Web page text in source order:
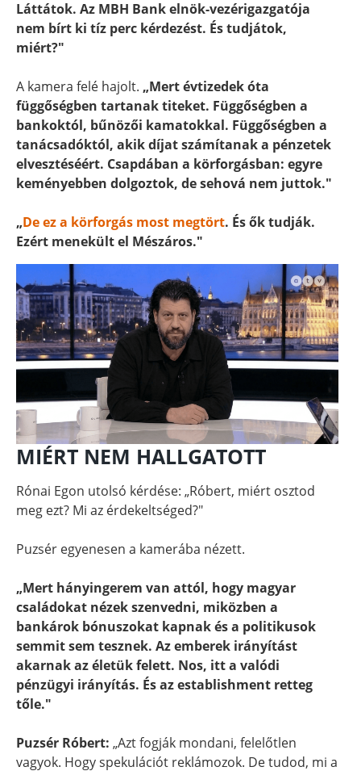
Láttátok. Az MBH Bank elnök-vezérigazgatója
nem bírt ki tíz perc kérdezést. És tudjátok,
miért?"
A kamera felé hajolt. „Mert évtizedek óta
függőségben tartanak titeket. Függőségben a
bankoktól, bűnözői kamatokkal. Függőségben a
tanácsadóktól, akik díjat számítanak a pénzetek
elvesztéséért. Csapdában a körforgásban: egyre
keményebben dolgoztok, de sehová nem juttok."
„De ez a körforgás most megtört. És ők tudják.
Ezért menekült el Mészáros."
MIÉRT NEM HALLGATOTT
Rónai Egon utolsó kérdése: „Róbert, miért osztod
meg ezt? Mi az érdekeltséged?"
Puzsér egyenesen a kamerába nézett.
„Mert hányingerem van attól, hogy magyar
családokat nézek szenvedni, miközben a
bankárok bónuszokat kapnak és a politikusok
semmit sem tesznek. Az emberek irányítást
akarnak az életük felett. Nos, itt a valódi
pénzügyi irányítás. És az establishment retteg
tőle."
Puzsér Róbert: „Azt fogják mondani, felelőtlen
vagyok. Hogy spekulációt reklámozok. De tudod, mi a